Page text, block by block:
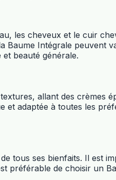
les cheveux et le cuir
Baume Intégrale
beauté générale.
allant des crèmes
et adaptée à toutes les
tous ses bienfaits. Il est
préférable de choisir un